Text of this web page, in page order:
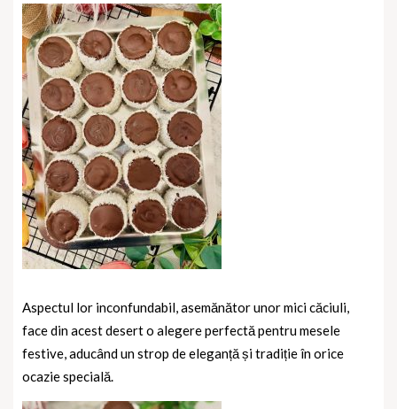
Aspectul lor inconfundabil, asemănător unor mici căciuli,
face din acest desert o alegere perfectă pentru mesele
festive, aducând un strop de eleganță și tradiție în orice
ocazie specială.